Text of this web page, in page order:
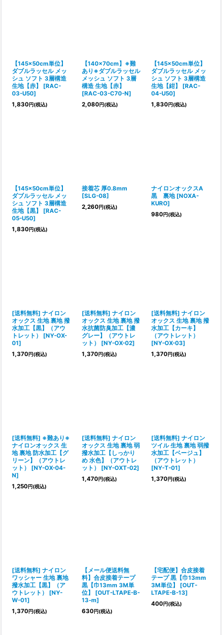
【145×50cm単位】
ダブルラッセル メッ
シュ ソフト 3層構造
生地【赤】
[RAC-
03-U50]
1,830円(税込)
【140×70cm】※難
あり※ダブルラッセル
メッシュ ソフト 3層
構造 生地【赤】
[RAC-03-C70-N]
2,080円(税込)
【145×50cm単位】
ダブルラッセル メッ
シュ ソフト 3層構造
生地【紺】
[RAC-
04-U50]
1,830円(税込)
【145×50cm単位】
ダブルラッセル メッ
シュ ソフト 3層構造
生地【黒】
[RAC-
05-U50]
1,830円(税込)
接着芯 厚0.8mm
[SLG-08]
2,260円(税込)
ナイロンオックスA
黒 裏地 [NOXA-
KURO]
980円(税込)
[送料無料] ナイロン
オックス 生地 裏地 撥
水加工【黒】（アウ
トレット）
[NY-OX-
01]
1,370円(税込)
[送料無料] ナイロン
オックス 生地 裏地 撥
水抗菌防臭加工【濃
グレー】（アウトレ
ット）
[NY-OX-02]
1,370円(税込)
[送料無料] ナイロン
オックス 生地 裏地 撥
水加工【カーキ】
（アウトレット）
[NY-OX-03]
1,370円(税込)
[送料無料] ※難あり※
ナイロンオックス 生
地 裏地 防水加工【グ
リーン】（アウトレ
ット）
[NY-OX-04-
N]
1,250円(税込)
[送料無料] ナイロン
オックス 生地 裏地 弱
撥水加工【しっかり
め 水色】（アウトレ
ット）
[NY-OXT-02]
1,470円(税込)
[送料無料] ナイロン
ツイル 生地 裏地 弱撥
水加工【ベージュ】
（アウトレット）
[NY-T-01]
1,370円(税込)
[送料無料] ナイロン
ワッシャー 生地 裏地
撥水加工【黒】（ア
ウトレット）
[NY-
W-01]
1,370円(税込)
【メール便送料無
料】合皮接着テープ
黒【巾13mm 3M単
位】
[OUT-LTAPE-B-
13-m]
630円(税込)
【宅配便】合皮接着
テープ 黒【巾13mm
3M単位】
[OUT-
LTAPE-B-13]
400円(税込)